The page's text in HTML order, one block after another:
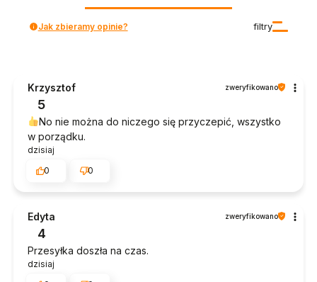
filtry
Jak zbieramy opinie?
Krzysztof zweryfikowano
5
No nie można do niczego się przyczepić, wszystko
w porządku.
dzisiaj
0
0
Edyta zweryfikowano
4
Przesyłka doszła na czas.
dzisiaj